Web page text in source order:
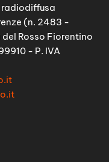
(n. 2483 -
Rosso Fiorentino
- P. IVA